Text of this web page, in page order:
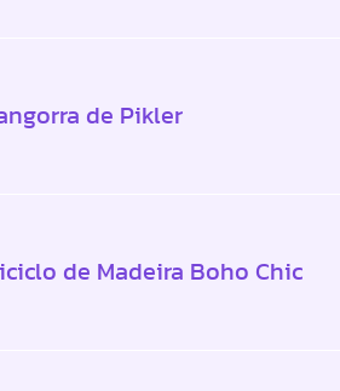
de Pikler
de Madeira Boho Chic